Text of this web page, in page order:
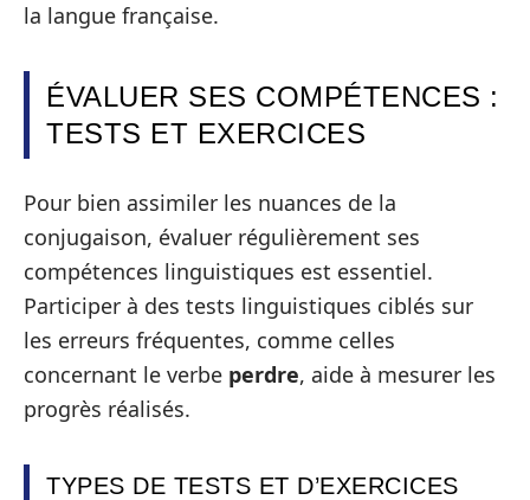
la langue française.
ÉVALUER SES COMPÉTENCES :
TESTS ET EXERCICES
Pour bien assimiler les nuances de la
conjugaison, évaluer régulièrement ses
compétences linguistiques est essentiel.
Participer à des tests linguistiques ciblés sur
les erreurs fréquentes, comme celles
concernant le verbe perdre, aide à mesurer les
progrès réalisés.
TYPES DE TESTS ET D’EXERCICES